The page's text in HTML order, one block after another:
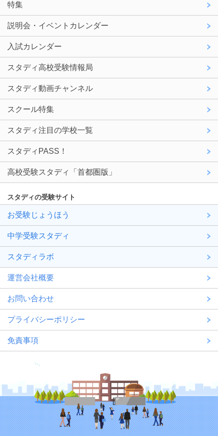
特集
説明会・イベントカレンダー
入試カレンダー
スタディ高校受験情報局
スタディ動画チャンネル
スクール特集
スタディ注目の学校一覧
スタディPASS！
高校受験スタディ「首都圏版」
スタディの受験サイト
お受験じょうほう
中学受験スタディ
スタディラボ
運営会社概要
お問い合わせ
プライバシーポリシー
免責事項